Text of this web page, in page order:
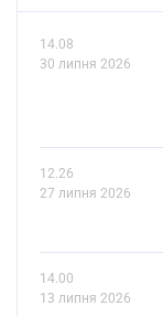
14.08
30 липня 2026
12.26
27 липня 2026
14.00
13 липня 2026